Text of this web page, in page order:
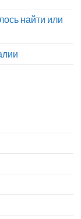
найти или